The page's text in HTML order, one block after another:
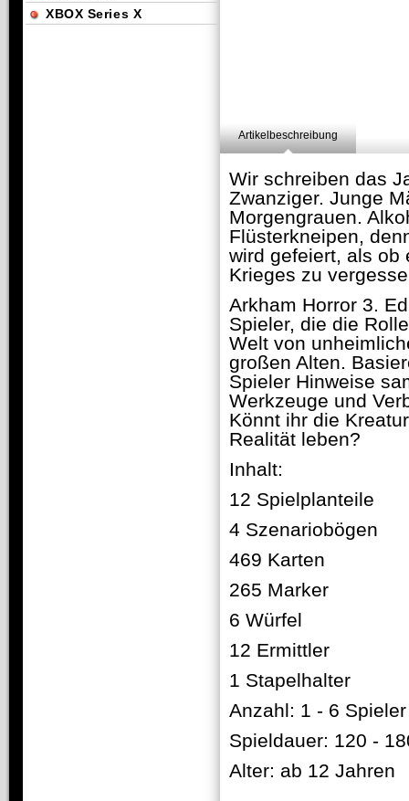
Artikelbeschreibung
Wir schreiben das
Zwanziger. Junge
Morgengrauen.
Flüsterkneipen,
wird gefeiert, als ob
Krieges zu
Arkham Horror 3.
Spieler, die die
Welt von
großen Alten.
Spieler Hinweise
Werkzeuge und
Könnt ihr die
Realität leben?
Inhalt:
12 Spielplanteile
4 Szenariobögen
469 Karten
265 Marker
6 Würfel
12 Ermittler
1 Stapelhalter
Anzahl: 1 - 6 Spieler
Spieldauer: 120 -
Alter: ab 12 Jahren
XBOX Series X